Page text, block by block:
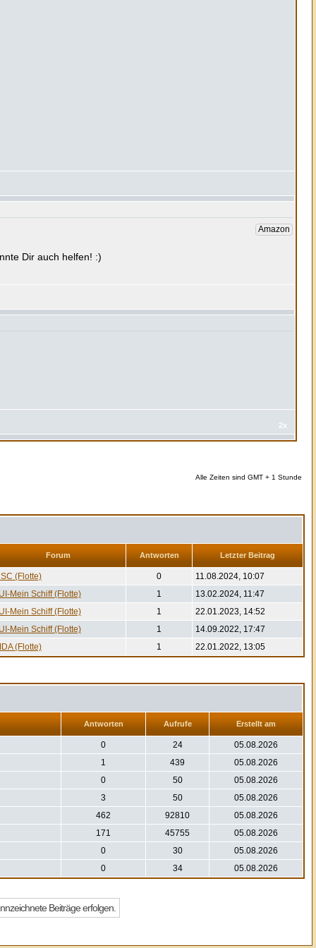
2x
Alle Zeiten sind GMT + 1 Stunde
Forum Antworten Letzter Beitrag
(Flotte) 0
11.08.2024, 10:07
Mein Schiff (Flotte)
1
13.02.2024, 11:47
Mein Schiff (Flotte)
1
22.01.2023, 14:52
Mein Schiff (Flotte)
1
14.09.2022, 17:47
(Flotte)
1 22.01.2022, 13:05
Antworten Aufrufe Erstellt am
0 24
05.08.2026
1
439
05.08.2026
0
50
05.08.2026
3
50
05.08.2026
462
92810
05.08.2026
171
45755
05.08.2026
0
30
05.08.2026
0
34 05.08.2026